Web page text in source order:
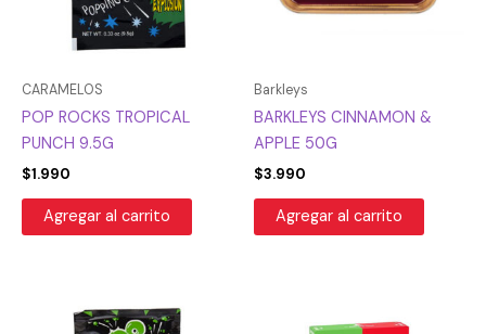
CARAMELOS
POP ROCKS TROPICAL
PUNCH 9.5G
$1.990
Agregar al carrito
Barkleys
BARKLEYS CINNAMON &
APPLE 50G
$3.990
Agregar al carrito